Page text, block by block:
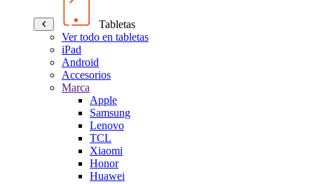
Tabletas
Ver todo en tabletas
iPad
Android
Accesorios
Marca
Apple
Samsung
Lenovo
TCL
Xiaomi
Honor
Huawei